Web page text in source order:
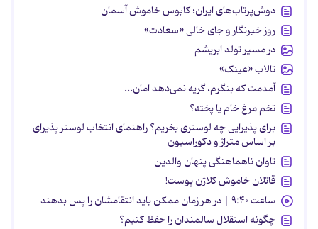
دوش‌پرتاب‌های ایران؛ کابوس خاموش آسمان
روز خبرنگار و جای خالی «سعادت»
در مسیر تولد ابریشم
تالاب «عینک»
آمدمت که بنگرم، گریه نمی‌دهد امان...
تخم مرغ خام یا پخته؟
برای پذیرایی چه لوستری بخریم؟ راهنمای انتخاب لوستر پذیرای
بر اساس متراژ و دکوراسیون
تاوان ناهماهنگی پنهان والدین
قاتلان خاموش کلاژن پوست!
ساعت ۹:۴۰ | در هر زمان ممکن باید انتقامشان را پس بدهند
چگونه استقلال سالمندان را حفظ کنیم؟